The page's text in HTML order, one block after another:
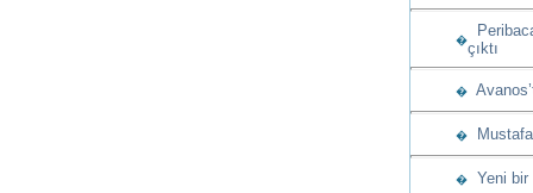
�çıktı
�
�
� Yeni bir